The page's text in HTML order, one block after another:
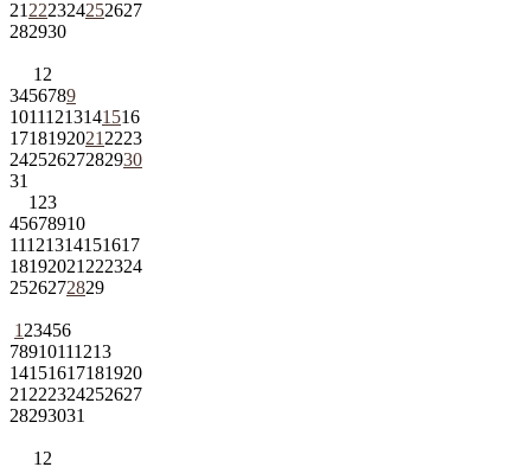
21 222324252627
282930
1 2
3456789
10111213141516
1718192021 2223
24252627282930
31
1 23
45678910
11121314151617
18192021 222324
2526272829
1 23456
78910111213
14151617181920
21 222324252627
28293031
1 2